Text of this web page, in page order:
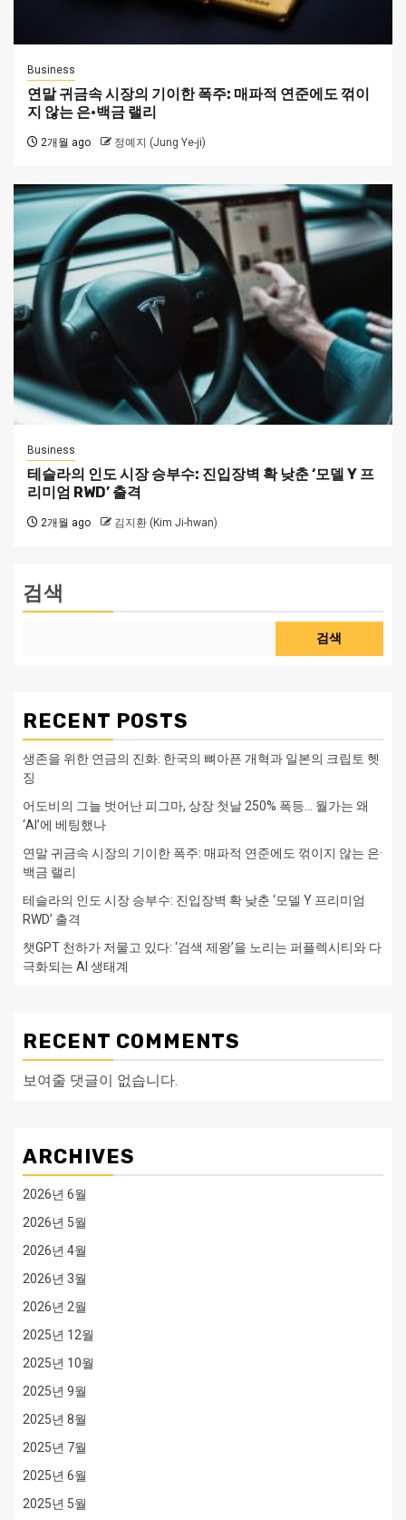
Business
연말 귀금속 시장의 기이한 폭주: 매파적 연준에도 꺾이
지 않는 은·백금 랠리
2개월 ago 정예지 (Jung Ye-ji)
Business
테슬라의 인도 시장 승부수: 진입장벽 확 낮춘 ‘모델 Y 프
리미엄 RWD’ 출격
2개월 ago 김지환 (Kim Ji-hwan)
검색
검색
RECENT POSTS
생존을 위한 연금의 진화: 한국의 뼈아픈 개혁과 일본의 크립토 헷
징
어도비의 그늘 벗어난 피그마, 상장 첫날 250% 폭등… 월가는 왜
‘AI’에 베팅했나
연말 귀금속 시장의 기이한 폭주: 매파적 연준에도 꺾이지 않는 은·
백금 랠리
테슬라의 인도 시장 승부수: 진입장벽 확 낮춘 ‘모델 Y 프리미엄
RWD’ 출격
챗GPT 천하가 저물고 있다: ‘검색 제왕’을 노리는 퍼플렉시티와 다
극화되는 AI 생태계
RECENT COMMENTS
보여줄 댓글이 없습니다.
ARCHIVES
2026년 6월
2026년 5월
2026년 4월
2026년 3월
2026년 2월
2025년 12월
2025년 10월
2025년 9월
2025년 8월
2025년 7월
2025년 6월
2025년 5월